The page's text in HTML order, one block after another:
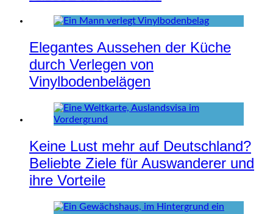
Elegantes Aussehen der Küche
durch Verlegen von
Vinylbodenbelägen
Keine Lust mehr auf Deutschland?
Beliebte Ziele für Auswanderer und
ihre Vorteile